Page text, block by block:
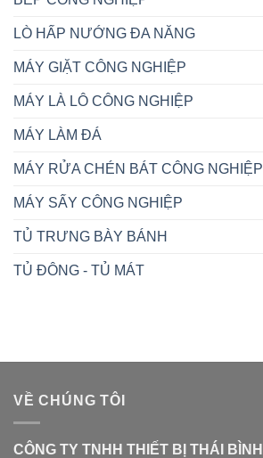
LÒ HẤP NƯỚNG ĐA NĂNG
MÁY GIẶT CÔNG NGHIỆP
MÁY LÀ LÔ CÔNG NGHIỆP
MÁY LÀM ĐÁ
MÁY RỬA CHÉN BÁT CÔNG NGHIỆP
MÁY SẤY CÔNG NGHIỆP
TỦ TRƯNG BÀY BÁNH
TỦ ĐÔNG - TỦ MÁT
VỀ CHÚNG TÔI
CÔNG TY TNHH THIẾT BỊ THÁI BÌNH